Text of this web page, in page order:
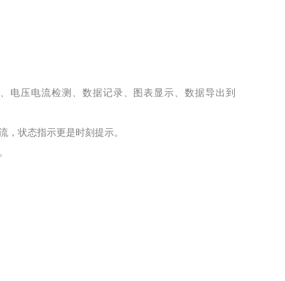
电压电流检测、数据记录、图表显示、数据导出到
状态指示更是时刻提示。